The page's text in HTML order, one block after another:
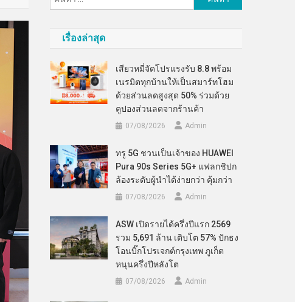
สำหรับ:
เรื่องล่าสุด
เสียวหมี่จัดโปรแรงรับ 8.8 พร้อม
เนรมิตทุกบ้านให้เป็นสมาร์ทโฮม
ด้วยส่วนลดสูงสุด 50% ร่วมด้วย
คูปองส่วนลดจากร้านค้า
07/08/2026 Admin
ทรู 5G ชวนเป็นเจ้าของ HUAWEI
Pura 90s Series 5G+ แฟลกชิปก
ล้องระดับผู้นำได้ง่ายกว่า คุ้มกว่า
07/08/2026 Admin
ASW เปิดรายได้ครึ่งปีแรก 2569
รวม 5,691 ล้าน เติบโต 57% ปักธง
โอนบิ๊กโปรเจกต์กรุงเทพ ภูเก็ต
หนุนครึ่งปีหลังโต
07/08/2026 Admin